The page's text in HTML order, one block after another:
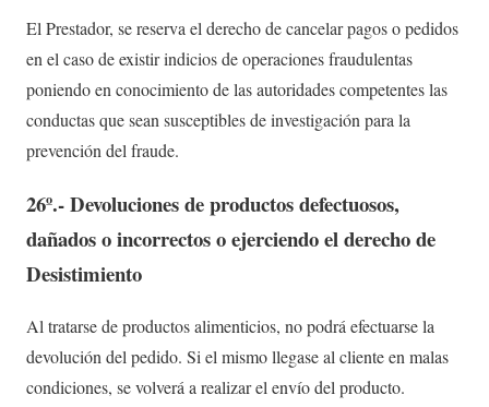
El Prestador, se reserva el derecho de cancelar pagos o pedidos
en el caso de existir indicios de operaciones fraudulentas
poniendo en conocimiento de las autoridades competentes las
conductas que sean susceptibles de investigación para la
prevención del fraude.
26º.- Devoluciones de productos defectuosos,
dañados o incorrectos o ejerciendo el derecho de
Desistimiento
Al tratarse de productos alimenticios, no podrá efectuarse la
devolución del pedido. Si el mismo llegase al cliente en malas
condiciones, se volverá a realizar el envío del producto.